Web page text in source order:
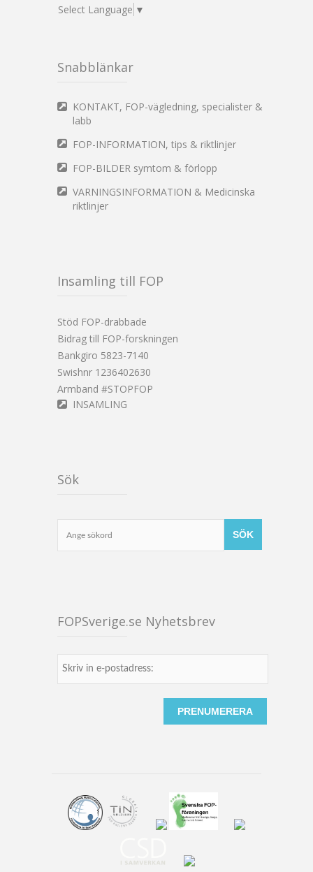
Select Language ▼
Snabblänkar
KONTAKT, FOP-vägledning, specialister &
labb
FOP-INFORMATION, tips & riktlinjer
FOP-BILDER symtom & förlopp
VARNINGSINFORMATION & Medicinska
riktlinjer
Insamling till FOP
Stöd FOP-drabbade
Bidrag till FOP-forskningen
Bankgiro 5823-7140
Swishnr 1236402630
Armband #STOPFOP
INSAMLING
Sök
FOPSverige.se Nyhetsbrev